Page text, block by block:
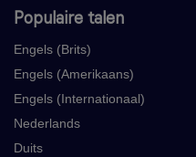
Populaire talen
Engels (Brits)
Engels (Amerikaans)
Engels (Internationaal)
Nederlands
Duits